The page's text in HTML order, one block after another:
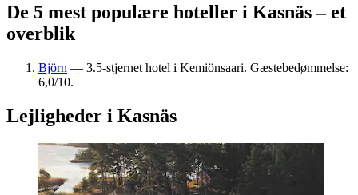
De 5 mest populære hoteller i Kasnäs – et
overblik
Björn — 3.5-stjernet hotel i Kemiönsaari. Gæstebedømmelse:
6,0/10.
Lejligheder i Kasnäs